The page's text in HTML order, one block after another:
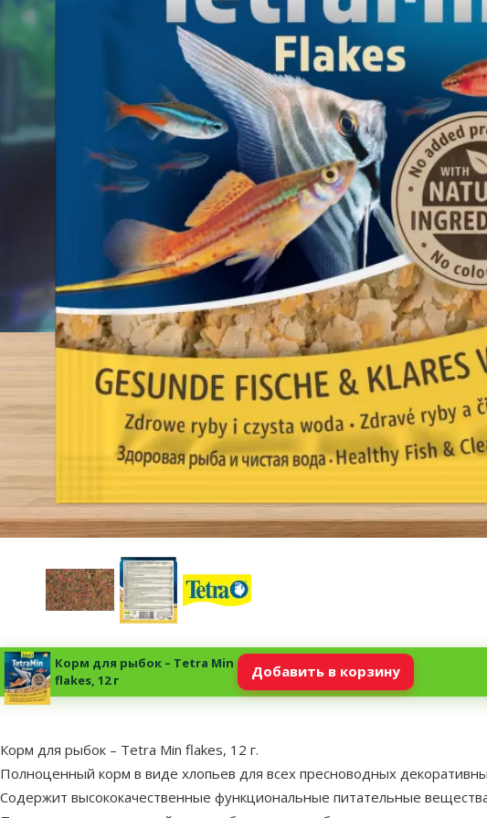
Корм для рыбок – Tetra Min
flakes, 12 г
Добавить в корзину
superzoo.product.detail.content
Корм для рыбок – Tetra Min flakes, 12 г.
Полноценный корм в виде хлопьев для всех пресноводных
Содержит высококачественные функциональные питательные